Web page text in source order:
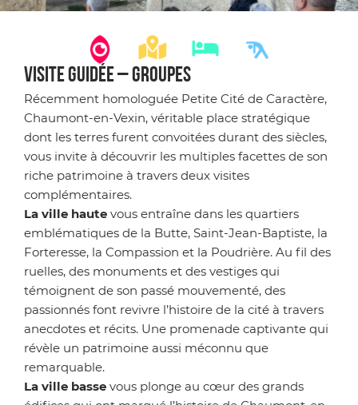
VISITE GUIDÉE – GROUPES
Récemment homologuée Petite Cité de Caractère,
Chaumont-en-Vexin, véritable place stratégique
dont les terres furent convoitées durant des siècles,
vous invite à découvrir les multiples facettes de son
riche patrimoine à travers deux visites
complémentaires.
La ville haute vous entraîne dans les quartiers
emblématiques de la Butte, Saint-Jean-Baptiste, la
Forteresse, la Compassion et la Poudrière. Au fil des
ruelles, des monuments et des vestiges qui
témoignent de son passé mouvementé, des
passionnés font revivre l’histoire de la cité à travers
anecdotes et récits. Une promenade captivante qui
révèle un patrimoine aussi méconnu que
remarquable.
La ville basse vous plonge au cœur des grands